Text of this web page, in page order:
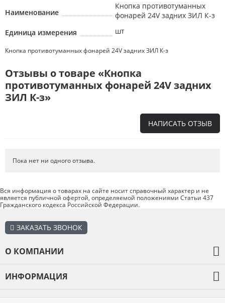
Наименование
Кнопка противотуманных
фонарей 24V задних ЗИЛ К-з
Единица измерения
шт
Кнопка противотуманных фонарей 24V задних ЗИЛ К-з
Отзывы о товаре «Кнопка
противотуманных фонарей 24V задних
ЗИЛ К-з»
НАПИСАТЬ ОТЗЫВ
не ошиблись в своем выборе.
Доставка. Как был упакован товар? Доставили ли его вам в
оговоренный срок?
Товар . Качественный? Какие его плюсы и минусы?
Пока нет ни одного отзыва.
Вся информация о товарах на сайте носит справочный характер и не
является публичной офертой, определяемой положениями Статьи 437
Гражданского кодекса Российской Федерации.
ЗАКАЗАТЬ ЗВОНОК
О КОМПАНИИ
ИНФОРМАЦИЯ